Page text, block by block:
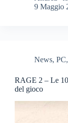
9 Maggio
News, PC,
RAGE 2 – Le 10
del gioco